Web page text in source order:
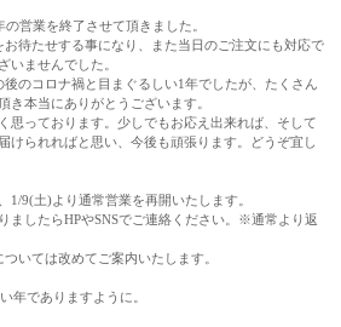
営業を終了させて頂きました。
待たせする事になり、また当日のご注文にも対応で
いませんでした。
のコロナ禍と目まぐるしい1年でしたが、たくさん
き本当にありがとうございます。
思っております。少しでもお応え出来れば、そして
けられればと思い、今後も頑張ります。どうぞ宜し
1/9(土)より通常営業を再開いたします。
ましたらHPやSNSでご連絡ください。※通常より返
いては改めてご案内いたします。
年でありますように。